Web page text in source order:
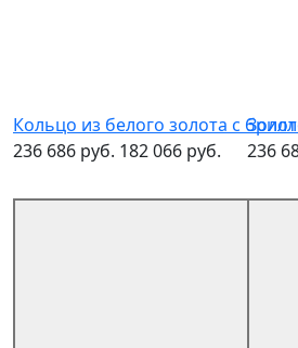
Кольцо из белого золота с
236 686 руб. 182 066 руб.
236